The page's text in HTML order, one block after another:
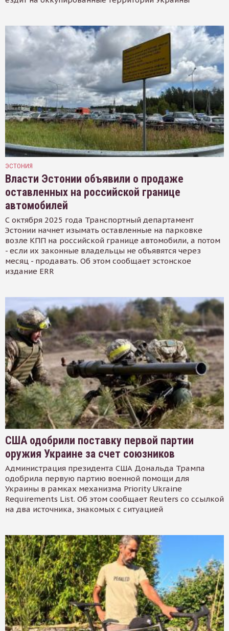
ЭСТОНИЯ
Власти Эстонии объявили о продаже
оставленных на российской границе
автомобилей
С октября 2025 года Транспортный департамент
Эстонии начнет изымать оставленные на парковке
возле КПП на российской границе автомобили, а потом
- если их законные владельцы не объявятся через
месяц - продавать. Об этом сообщает эстонское
издание ERR
США одобрили поставку первой партии
оружия Украине за счет союзников
Администрация президента США Дональда Трампа
одобрила первую партию военной помощи для
Украины в рамках механизма Priority Ukraine
Requirements List. Об этом сообщает Reuters со ссылкой
на два источника, знакомых с ситуацией